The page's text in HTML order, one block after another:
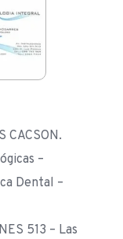
CACSON.
–
Dental –
513 – Las